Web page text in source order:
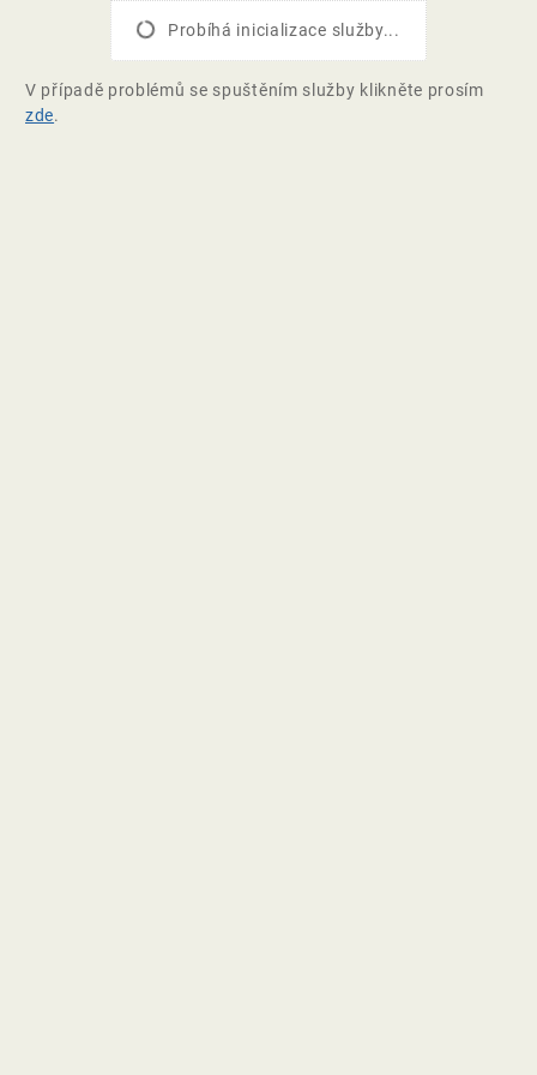
Probíhá inicializace služby...
V případě problémů se spuštěním služby klikněte prosím
zde.